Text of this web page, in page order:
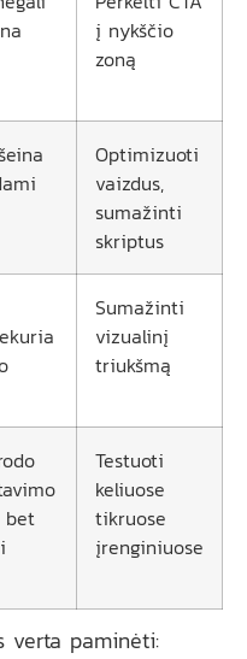
į nykščio
zoną
Optimizuoti
vaizdus,
sumažinti
skriptus
Sumažinti
vizualinį
triukšmą
bet
Testuoti
keliuose
tikruose
įrenginiuose
verta paminėti: